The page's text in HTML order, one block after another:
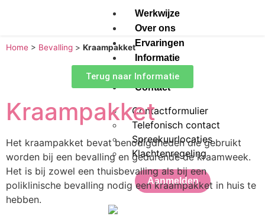
Werkwijze
Over ons
Ervaringen
Informatie
Agenda
Contact
Contactformulier
Telefonisch contact
Spreekuurlocaties
Klachtenregeling
Aanmelden
Home > Bevalling > Kraampakket
Terug naar Informatie
Kraampakket
Het kraampakket bevat benodigdheden die gebruikt
worden bij een bevalling en gedurende de kraamweek.
Het is bij zowel een thuisbevalling als bij een
poliklinische bevalling nodig een kraampakket in huis te
hebben.